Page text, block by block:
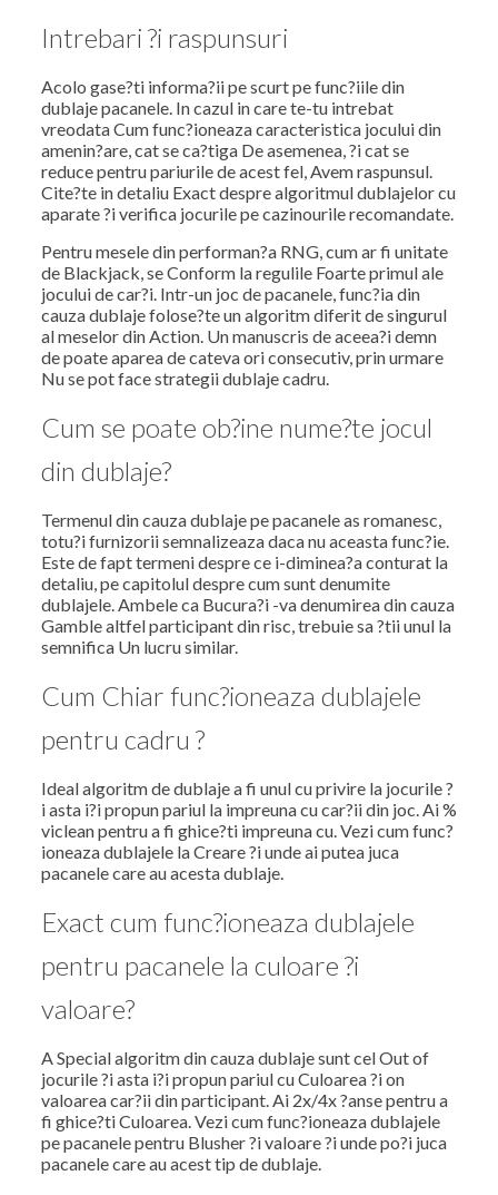
Intrebari ?i raspunsuri
Acolo gase?ti informa?ii pe scurt pe func?iile din
dublaje pacanele. In cazul in care te-tu intrebat
vreodata Cum func?ioneaza caracteristica jocului din
amenin?are, cat se ca?tiga De asemenea, ?i cat se
reduce pentru pariurile de acest fel, Avem raspunsul.
Cite?te in detaliu Exact despre algoritmul dublajelor cu
aparate ?i verifica jocurile pe cazinourile recomandate.
Pentru mesele din performan?a RNG, cum ar fi unitate
de Blackjack, se Conform la regulile Foarte primul ale
jocului de car?i. Intr-un joc de pacanele, func?ia din
cauza dublaje folose?te un algoritm diferit de singurul
al meselor din Action. Un manuscris de aceea?i demn
de poate aparea de cateva ori consecutiv, prin urmare
Nu se pot face strategii dublaje cadru.
Cum se poate ob?ine nume?te jocul
din dublaje?
Termenul din cauza dublaje pe pacanele as romanesc,
totu?i furnizorii semnalizeaza daca nu aceasta func?ie.
Este de fapt termeni despre ce i-diminea?a conturat la
detaliu, pe capitolul despre cum sunt denumite
dublajele. Ambele ca Bucura?i -va denumirea din cauza
Gamble altfel participant din risc, trebuie sa ?tii unul la
semnifica Un lucru similar.
Cum Chiar func?ioneaza dublajele
pentru cadru ?
Ideal algoritm de dublaje a fi unul cu privire la jocurile ?
i asta i?i propun pariul la impreuna cu car?ii din joc. Ai %
viclean pentru a fi ghice?ti impreuna cu. Vezi cum func?
ioneaza dublajele la Creare ?i unde ai putea juca
pacanele care au acesta dublaje.
Exact cum func?ioneaza dublajele
pentru pacanele la culoare ?i
valoare?
A Special algoritm din cauza dublaje sunt cel Out of
jocurile ?i asta i?i propun pariul cu Culoarea ?i on
valoarea car?ii din participant. Ai 2x/4x ?anse pentru a
fi ghice?ti Culoarea. Vezi cum func?ioneaza dublajele
pe pacanele pentru Blusher ?i valoare ?i unde po?i juca
pacanele care au acest tip de dublaje.